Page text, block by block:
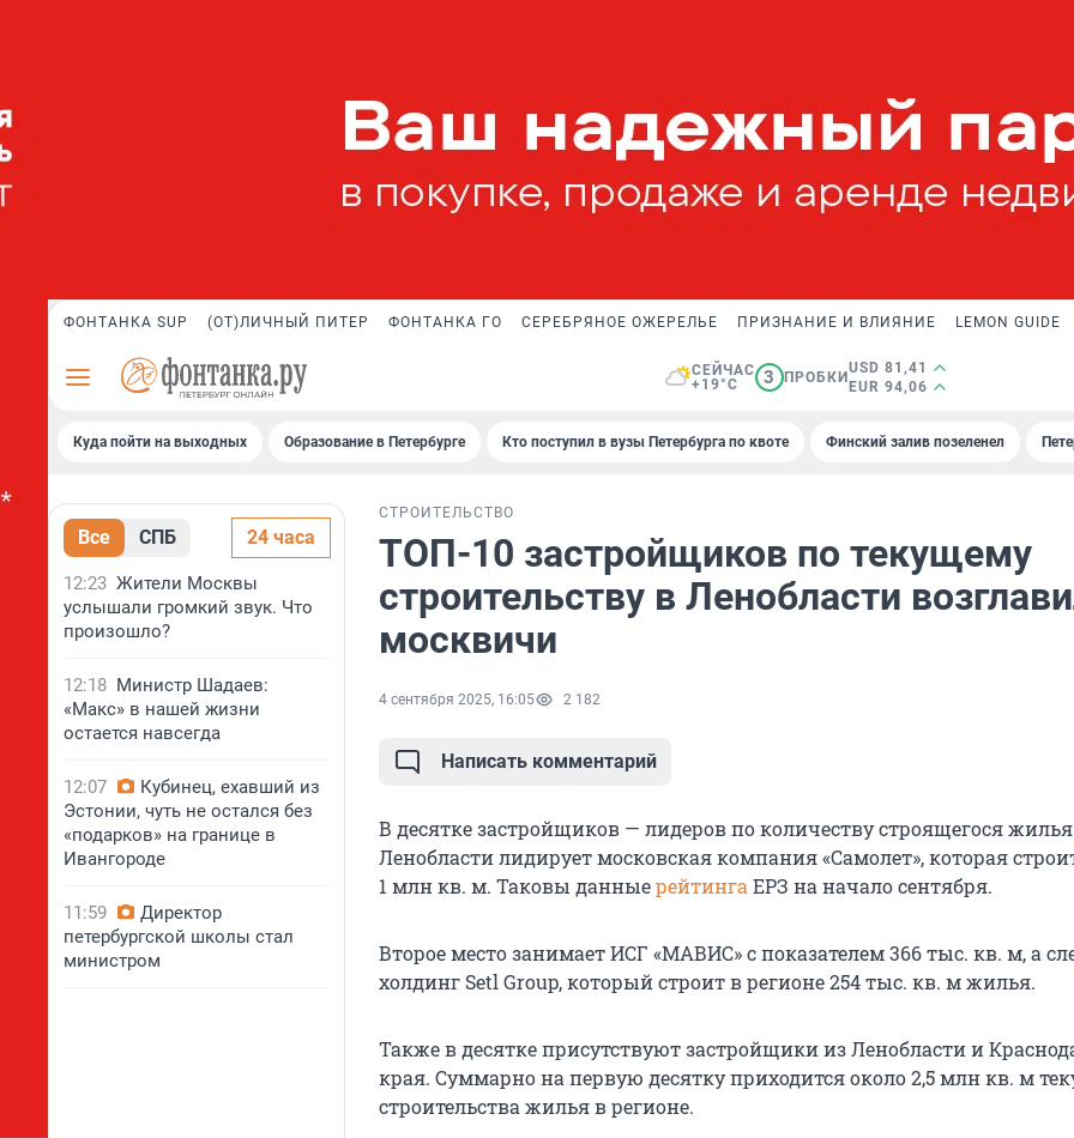
ФОНТАНКА SUP (ОТ)ЛИЧНЫЙ ПИТЕР ФОНТАНКА ГО СЕРЕБРЯНОЕ ОЖЕРЕЛЬЕ ПРИЗНАНИЕ И ВЛИЯНИЕ LEMON GUIDE
СЕЙЧАС
+19°C
3 ПРОБКИ
USD 81,41
EUR 94,06
Куда пойти на выходных Образование в Петербурге Кто поступил в вузы Петербурга по квоте Финский залив позеленел
Все СПБ 24 часа
12:23 Жители Москвы
услышали громкий звук. Что
произошло?
12:18 Министр Шадаев:
«Макс» в нашей жизни
остается навсегда
12:07
Кубинец, ехавший из
Эстонии, чуть не остался без
«подарков» на границе в
Ивангороде
11:59
Директор
петербургской школы стал
министром
СТРОИТЕЛЬСТВО
ТОП-10 застройщиков по текущему
строительству в Ленобласти
москвичи
4 сентября 2025, 16:05 2 182
Написать комментарий
В десятке застройщиков — лидеров по количеству строящегося
Ленобласти лидирует московская компания «Самолет», которая
1 млн кв. м. Таковы данныерейтинга ЕРЗ на начало сентября.
Второе место занимает ИСГ «МАВИС» с показателем 366 тыс. кв. м, а
холдинг Setl Group, который строит в регионе 254 тыс. кв. м жилья.
Также в десятке присутствуют застройщики из Ленобласти и
края. Суммарно на первую десятку приходится около 2,5 млн кв. м
строительства жилья в регионе.